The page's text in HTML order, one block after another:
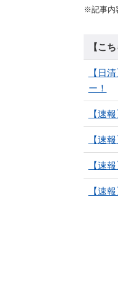
※記事内
【こ
【日
ー！
【速
【速
【速
【速